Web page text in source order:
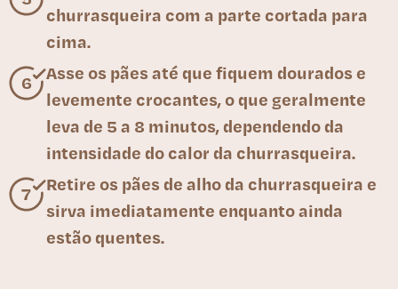
churrasqueira com a parte cortada para
cima.
Asse os pães até que fiquem dourados e
levemente crocantes, o que geralmente
leva de 5 a 8 minutos, dependendo da
intensidade do calor da churrasqueira.
Retire os pães de alho da churrasqueira e
sirva imediatamente enquanto ainda
estão quentes.